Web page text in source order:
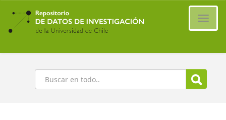
Ir
contenido
principal
Buscar